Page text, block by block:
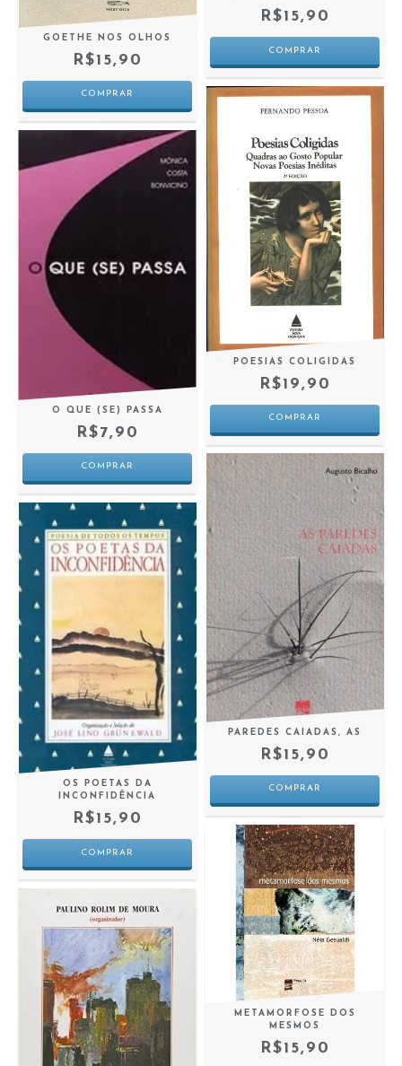
GOETHE NOS OLHOS
R$15,90
R$15,90
O QUE (SE) PASSA
R$7,90
POESIAS COLIGIDAS
R$19,90
OS POETAS DA
INCONFIDÊNCIA
R$15,90
PAREDES CAIADAS, AS
R$15,90
METAMORFOSE DOS
MESMOS
R$15,90